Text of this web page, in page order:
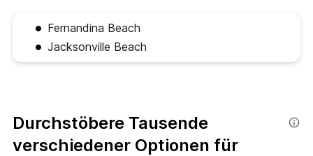
Fernandina Beach
Jacksonville Beach
Durchstöbere Tausende
verschiedener Optionen für